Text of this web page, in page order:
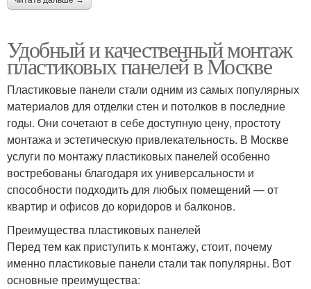
Удобный и качественный монтаж
пластиковых панелей в Москве
Пластиковые панели стали одним из самых популярных
материалов для отделки стен и потолков в последние
годы. Они сочетают в себе доступную цену, простоту
монтажа и эстетическую привлекательность. В Москве
услуги по монтажу пластиковых панелей особенно
востребованы благодаря их универсальности и
способности подходить для любых помещений — от
квартир и офисов до коридоров и балконов.
Преимущества пластиковых панелей
Перед тем как приступить к монтажу, стоит, почему
именно пластиковые панели стали так популярны. Вот
основные преимущества: